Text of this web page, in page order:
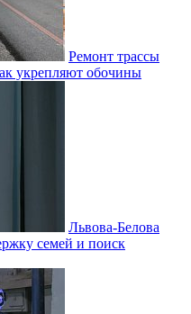
Ремонт трассы
укрепляют обочины
Львова-Белова
семей и поиск